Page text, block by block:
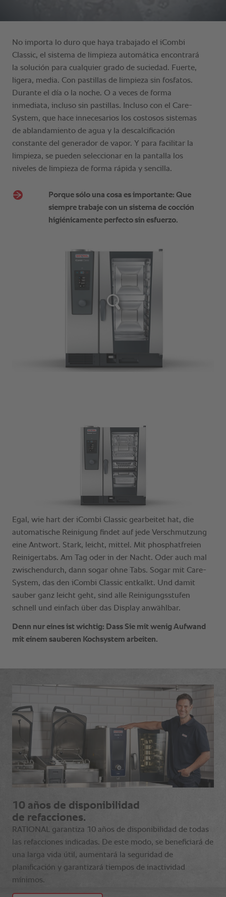
No importa lo duro que haya trabajado el iCombi
Classic, el sistema de limpieza automática encontrará
la solución para cualquier grado de suciedad. Fuerte,
ligera, media. Con pastillas de limpieza sin fosfatos.
Durante el día o la noche. O a veces de forma
inmediata, incluso sin pastillas. Incluso con el Care-
System, que hace innecesarios los costosos sistemas
de ablandamiento de agua y la descalcificación
constante del generador de vapor. Y para facilitar la
limpieza, se pueden seleccionar en la pantalla los
niveles de limpieza de forma rápida y sencilla.
Porque sólo una cosa es importante: Que
siempre trabaje con un sistema de cocción
higiénicamente perfecto sin esfuerzo.